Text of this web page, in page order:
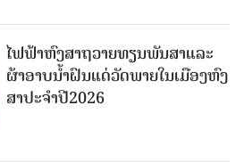
ໄຟຟ້າຫົງສາຖວາຍທຽນພັນສາແລະ
ຜ້າອາບນໍ້າຝົນແດ່ວັດພາຍໃນເມືອງຫົງ
ສາປະຈໍາປີ2026